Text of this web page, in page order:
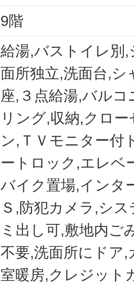
9階
給湯,バストイレ別,
面所独立,洗面台,シ
座,３点給湯,バル
リング,収納,クロ
ン,ＴＶモニター付
ートロック,エレベ
バイク置場,インタ
Ｓ,防犯カメラ,シ
ミ出し可,敷地内ご
不要,洗面所にドア,
室暖房,クレジット